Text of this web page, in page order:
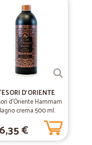
D'ORIENTE
d'Oriente Hammam
crema 500 ml.
6,35 €